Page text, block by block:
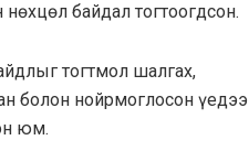
байдал тогтоогдсон.
тогтмол шалгах,
болон нойрмоглосон үедээ
юм.